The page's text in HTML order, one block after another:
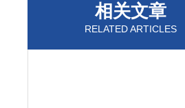
相关文章
RELATED ARTICLES